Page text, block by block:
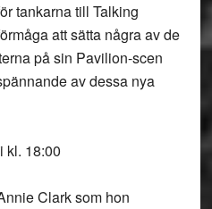
tankarna till Talking
att sätta några av de
på sin Pavilion-scen
av dessa nya
kl. 18:00
Clark som hon